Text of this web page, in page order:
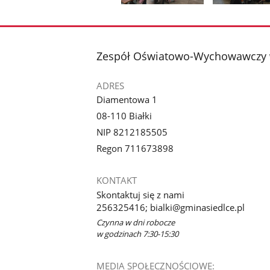
poprzednie
galerii.
galerii.
stopka
Zespół Oświatowo-Wychowawczy
ADRES
Diamentowa 1
08-110 Białki
NIP 8212185505
Regon 711673898
KONTAKT
Skontaktuj się z nami
256325416; bialki@gminasiedlce.pl
Czynna w dni robocze
w godzinach 7:30-15:30
MEDIA SPOŁECZNOŚCIOWE: